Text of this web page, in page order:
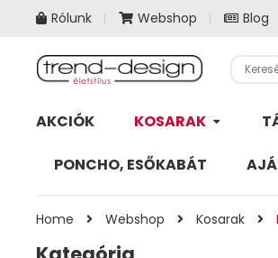
Rólunk Webshop Blog
AKCIÓK KOSARAK
PONCHO, ESŐKABÁT
Home Webshop Kosarak